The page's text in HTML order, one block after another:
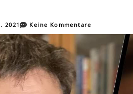
2021 Keine Kommentare